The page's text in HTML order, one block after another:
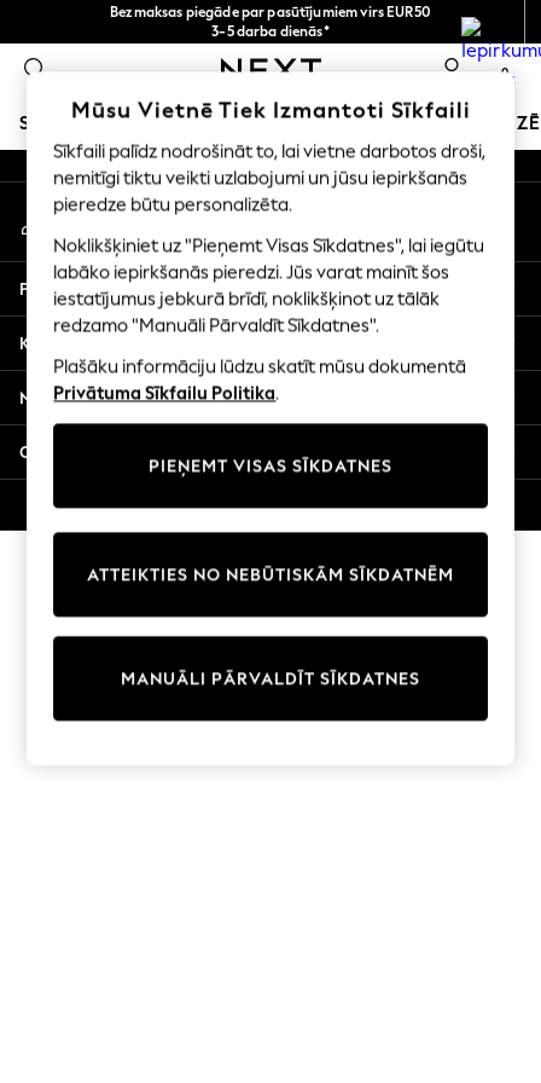
Bezmaksas piegāde par pasūtījumiem virs EUR50
3-5 darba dienās*
Tagad jūs varat
iepirkties latviešu valodā!
0
SKOLAS APĢĒRBS SVĒTKU VEIKALS MEITENES
SCHOOLWEAR
All Boys Schoolwear
Shoes
Trousers
Shorts
Shirts
Polo Shirts
Sweatshirts & Jumpers
Multipacks
All Boys Sport & Swimwear
Swimwear
Tops
Joggers
An error occurred on client
Mūsu sociālie tīkli
Mans konts
Pierakstieties savā kontā
Palīdzība
Konfidencialitāte un juridiskā informācija
Nodaļas
Citi pakalpojumi
© 2026 Next Germany GmbH. Visas tiesības aizsargātas.
Mūsu Vietnē Tiek Izmantoti Sīkfaili
Sīkfaili palīdz nodrošināt to, lai vietne darbotos droši,
nemitīgi tiktu veikti uzlabojumi un jūsu iepirkšanās
pieredze būtu personalizēta.
Noklikšķiniet uz "Pieņemt Visas Sīkdatnes", lai iegūtu
labāko iepirkšanās pieredzi. Jūs varat mainīt šos
iestatījumus jebkurā brīdī, noklikšķinot uz tālāk
redzamo "Manuāli Pārvaldīt Sīkdatnes".
Plašāku informāciju lūdzu skatīt mūsu dokumentā
Privātuma Sīkfailu Politika.
PIEŅEMT VISAS SĪKDATNES
MANUĀLI PĀRVALDĪT SĪKDATNES
ATTEIKTIES NO NEBŪTISKĀM SĪKDATNĒM